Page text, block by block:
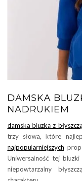
DAMSKA
NADRUKIEM
damska bluzka z
trzy słowa, które
najpopularniejszych
Uniwersalność tej
niepowtarzalny